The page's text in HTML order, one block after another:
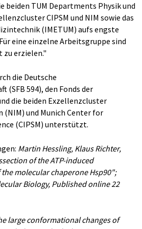
beiden TUM Departments Physik und
CIPSM und NIM sowie das
(IMETUM) aufs engste
eine einzelne Arbeitsgruppe sind
zu erzielen."
die Deutsche
(SFB 594), den Fonds der
die beiden Exzellenzcluster
(NIM) und Munich Center for
(CIPSM) unterstützt.
Martin Hessling, Klaus Richter,
of the ATP-induced
molecular chaperone Hsp90";
Biology, Published online 22
large conformational changes of